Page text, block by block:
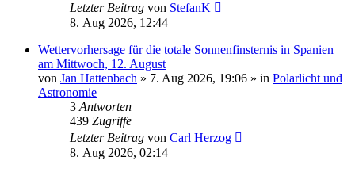
Letzter Beitrag von StefanK
8. Aug 2026, 12:44
Wettervorhersage für die totale Sonnenfinsternis in Spanien
am Mittwoch, 12. August
von Jan Hattenbach » 7. Aug 2026, 19:06 » in Polarlicht und
Astronomie
3 Antworten
439 Zugriffe
Letzter Beitrag von Carl Herzog
8. Aug 2026, 02:14